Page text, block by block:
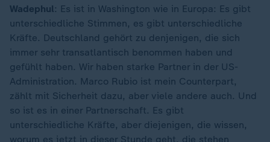
Wadephul: Es ist in Washington wie in Europa: Es gibt
unterschiedliche Stimmen, es gibt unterschiedliche
Kräfte. Deutschland gehört zu denjenigen, die sich
immer sehr transatlantisch benommen haben und
gefühlt haben. Wir haben starke Partner in der US-
Administration. Marco Rubio ist mein Counterpart,
zählt mit Sicherheit dazu, aber viele andere auch. Und
so ist es in einer Partnerschaft. Es gibt
unterschiedliche Kräfte, aber diejenigen, die wissen,
worum es jetzt in dieser Stunde geht, die stehen